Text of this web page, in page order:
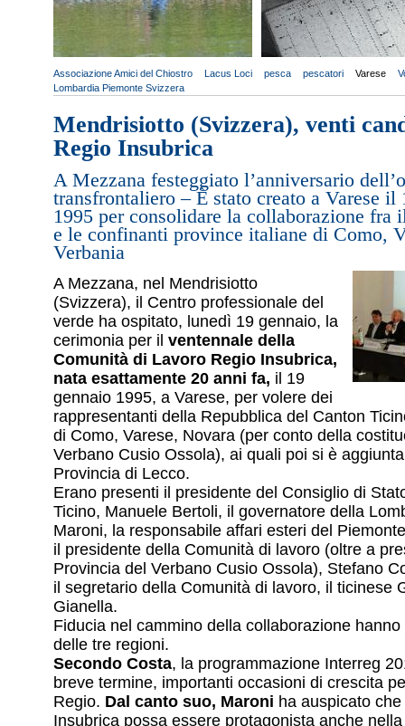
Associazione Amici del Chiostro Lacus Loci pesca pescatori Varese
Lombardia Piemonte Svizzera
Mendrisiotto (Svizzera), venti
Regio Insubrica
A Mezzana festeggiato l’anniversario
transfrontaliero – È stato creato a Varese il
1995 per consolidare la collaborazione fra
e le confinanti province italiane di Como,
Verbania
A Mezzana, nel Mendrisiotto
(Svizzera), il Centro professionale del
verde ha ospitato, lunedì 19 gennaio, la
cerimonia per il ventennale della
Comunità di Lavoro Regio Insubrica,
nata esattamente 20 anni fa, il 19
gennaio 1995, a Varese, per volere dei
rappresentanti della Repubblica del Canton
di Como, Varese, Novara (per conto della
Verbano Cusio Ossola), ai quali poi si è
Provincia di Lecco.
Erano presenti il presidente del Consiglio di
Ticino, Manuele Bertoli, il governatore della
Maroni, la responsabile affari esteri del
il presidente della Comunità di lavoro (oltre a
Provincia del Verbano Cusio Ossola), Stefano
il segretario della Comunità di lavoro, il ticinese
Gianella.
Fiducia nel cammino della collaborazione
delle tre regioni.
Secondo Costa, la programmazione Interreg
breve termine, importanti occasioni di crescita
Regio. Dal canto suo, Maroni ha auspicato
Insubrica possa essere protagonista anche